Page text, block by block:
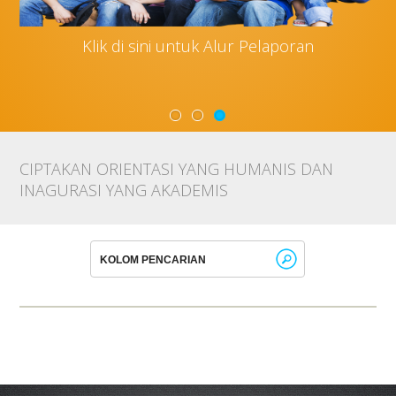
Klik di sini untuk Alur Pelaporan
CIPTAKAN ORIENTASI YANG HUMANIS DAN
INAGURASI YANG AKADEMIS